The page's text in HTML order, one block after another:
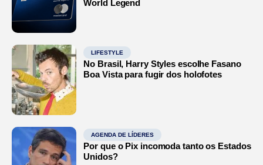
World Legend
LIFESTYLE
No Brasil, Harry Styles escolhe Fasano
Boa Vista para fugir dos holofotes
AGENDA DE LÍDERES
Por que o Pix incomoda tanto os Estados
Unidos?